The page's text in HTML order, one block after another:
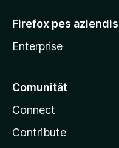
Firefox pes aziendis
Enterprise
Comunitât
Connect
Contribute